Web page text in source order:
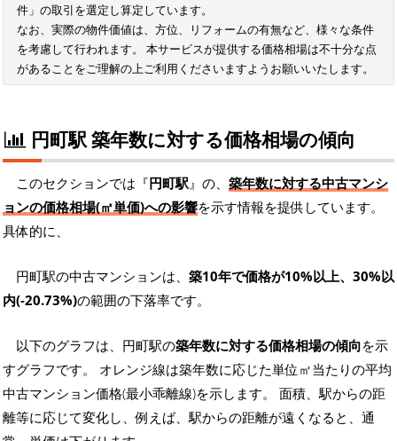
件」の取引を選定し算定しています。
なお、実際の物件価値は、方位、リフォームの有無など、様々な条件
を考慮して行われます。 本サービスが提供する価格相場は不十分な点
があることをご理解の上ご利用くださいますようお願いいたします。
円町駅 築年数に対する価格相場の傾向
このセクションでは『円町駅』の、 築年数に対する中古マンシ
ョンの価格相場(㎡単価)への影響を示す情報を提供しています。
具体的に、
円町駅の中古マンションは、 築10年で価格が10%以上、30%以
内(-20.73%)の範囲の下落率です。
以下のグラフは、円町駅の築年数に対する価格相場の傾向を示
すグラフです。 オレンジ線は築年数に応じた単位㎡当たりの平均
中古マンション価格(最小乖離線)を示します。 面積、駅からの距
離等に応じて変化し、例えば、駅からの距離が遠くなると、通